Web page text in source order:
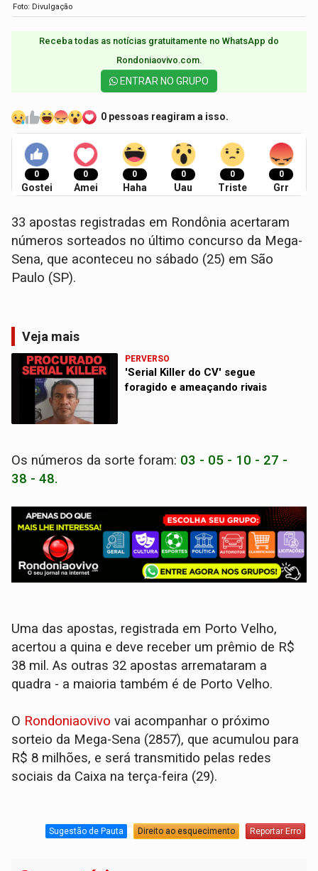
Foto: Divulgação
Receba todas as notícias gratuitamente no WhatsApp do
Rondoniaovivo.com.​
ENTRAR NO GRUPO
0 pessoas reagiram a isso.
0
Gostei
0
Amei
0
Haha
0
Uau
0
Triste
0
Grr
33 apostas registradas em Rondônia acertaram
números sorteados no último concurso da Mega-
Sena, que aconteceu no sábado (25) em São
Paulo (SP).
Veja mais
PERVERSO
'Serial Killer do CV' segue
foragido e ameaçando rivais
Os números da sorte foram: 03 - 05 - 10 - 27 -
38 - 48.
Uma das apostas, registrada em Porto Velho,
acertou a quina e deve receber um prêmio de R$
38 mil. As outras 32 apostas arremataram a
quadra - a maioria também é de Porto Velho.
O Rondoniaovivo vai acompanhar o próximo
sorteio da Mega-Sena (2857), que acumulou para
R$ 8 milhões, e será transmitido pelas redes
sociais da Caixa na terça-feira (29).
Sugestão de Pauta Direito ao esquecimento Reportar Erro